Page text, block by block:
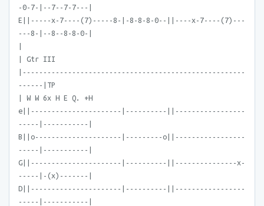
-0-7-|--7--7-7---|
E||-----x-7----(7)-----8-|-8-8-8-0--||----x-7----(7)---
---8-|--8--8-8-0-|
| Gtr III
|------------------------------------------------------
------|TP
| W W 6x H E Q. +H
e||----------------------|----------||-----------------
-----|-----------|
B||o---------------------|---------o||-----------------
-----|-----------|
G||----------------------|----------||---------------x-
-----|-(x)-------|
D||----------------------|----------||-----------------
-----|-----------|